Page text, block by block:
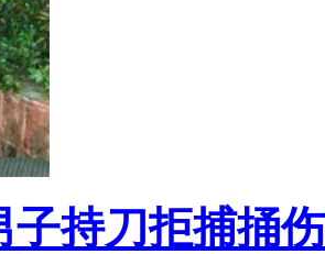
子持刀拒捕捅